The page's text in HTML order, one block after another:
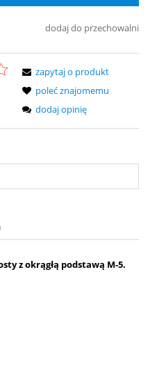
dodaj do przechowalni
zapytaj o produkt
poleć znajomemu
dodaj opinię
z okrągłą podstawą M-5.